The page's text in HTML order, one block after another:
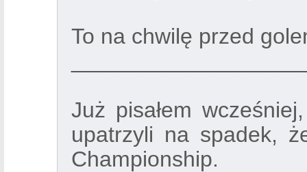
To na chwilę przed
Już pisałem
upatrzyli na spadek,
Championship.